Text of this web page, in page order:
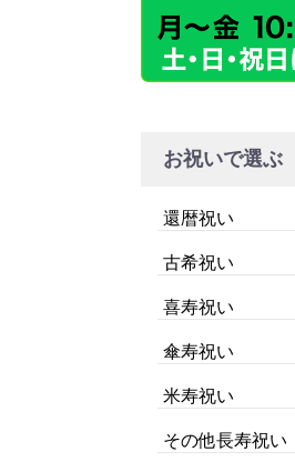
お祝いで選ぶ
還暦祝い
古希祝い
喜寿祝い
傘寿祝い
米寿祝い
その他長寿祝い